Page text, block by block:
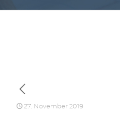
27. November 2019